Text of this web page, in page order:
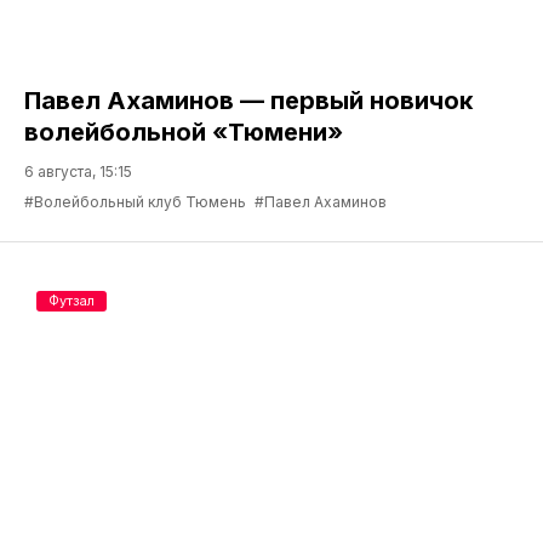
Павел Ахаминов — первый новичок
волейбольной «Тюмени»
6 августа, 15:15
#Волейбольный клуб Тюмень #Павел Ахаминов
Футзал